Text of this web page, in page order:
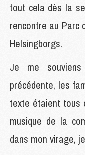
tout cela dès la
rencontre au Parc
Helsingborgs.
Je me
précédente, les
texte étaient tous
musique de la
dans mon virage,